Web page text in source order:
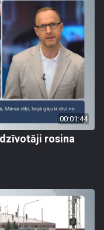
00:01:44
rosina